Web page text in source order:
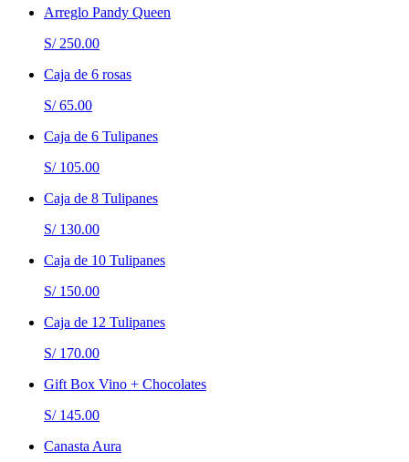
Arreglo Pandy Queen
S/ 250.00
Caja de 6 rosas
S/ 65.00
Caja de 6 Tulipanes
S/ 105.00
Caja de 8 Tulipanes
S/ 130.00
Caja de 10 Tulipanes
S/ 150.00
Caja de 12 Tulipanes
S/ 170.00
Gift Box Vino + Chocolates
S/ 145.00
Canasta Aura